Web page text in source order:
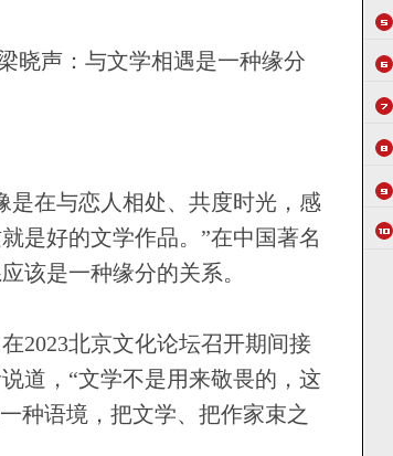
声：与文学相遇是一种缘分
在与恋人相处、共度时光，感
是好的文学作品。”在中国著名
该是一种缘分的关系。
北京文化论坛召开期间接
道，“文学不是用来敬畏的，这
种语境，把文学、把作家束之